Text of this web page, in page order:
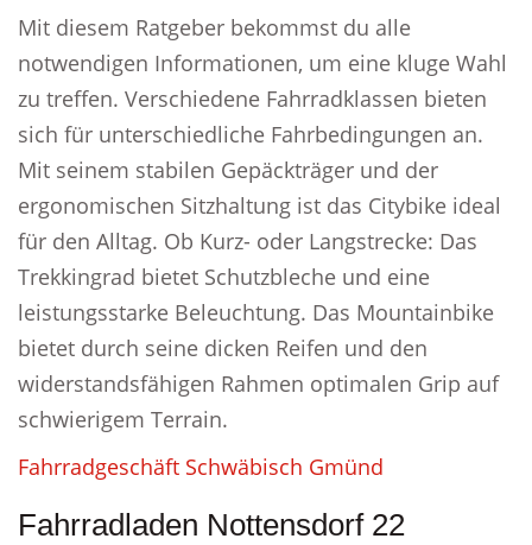
Mit diesem Ratgeber bekommst du alle
notwendigen Informationen, um eine kluge Wahl
zu treffen. Verschiedene Fahrradklassen bieten
sich für unterschiedliche Fahrbedingungen an.
Mit seinem stabilen Gepäckträger und der
ergonomischen Sitzhaltung ist das Citybike ideal
für den Alltag. Ob Kurz- oder Langstrecke: Das
Trekkingrad bietet Schutzbleche und eine
leistungsstarke Beleuchtung. Das Mountainbike
bietet durch seine dicken Reifen und den
widerstandsfähigen Rahmen optimalen Grip auf
schwierigem Terrain.
Fahrradgeschäft Schwäbisch Gmünd
Fahrradladen Nottensdorf 22